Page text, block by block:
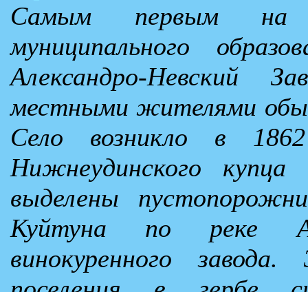
Самым первым на
муниципального
Александро-Невский
местными жителями
Село возникло в
Нижнеудинского
выделены
Куйтуна по реке
винокуренного